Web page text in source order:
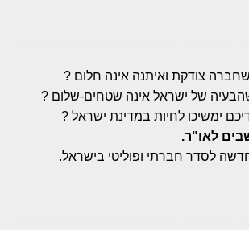
צודקת ואיתנה אינה חלום ?
של ישראל אינה שטחים-שלום ?
ימשיכו לחיות במדינת ישראל ?
לאו"ר.
לסדר חברתי ופוליטי בישראל.